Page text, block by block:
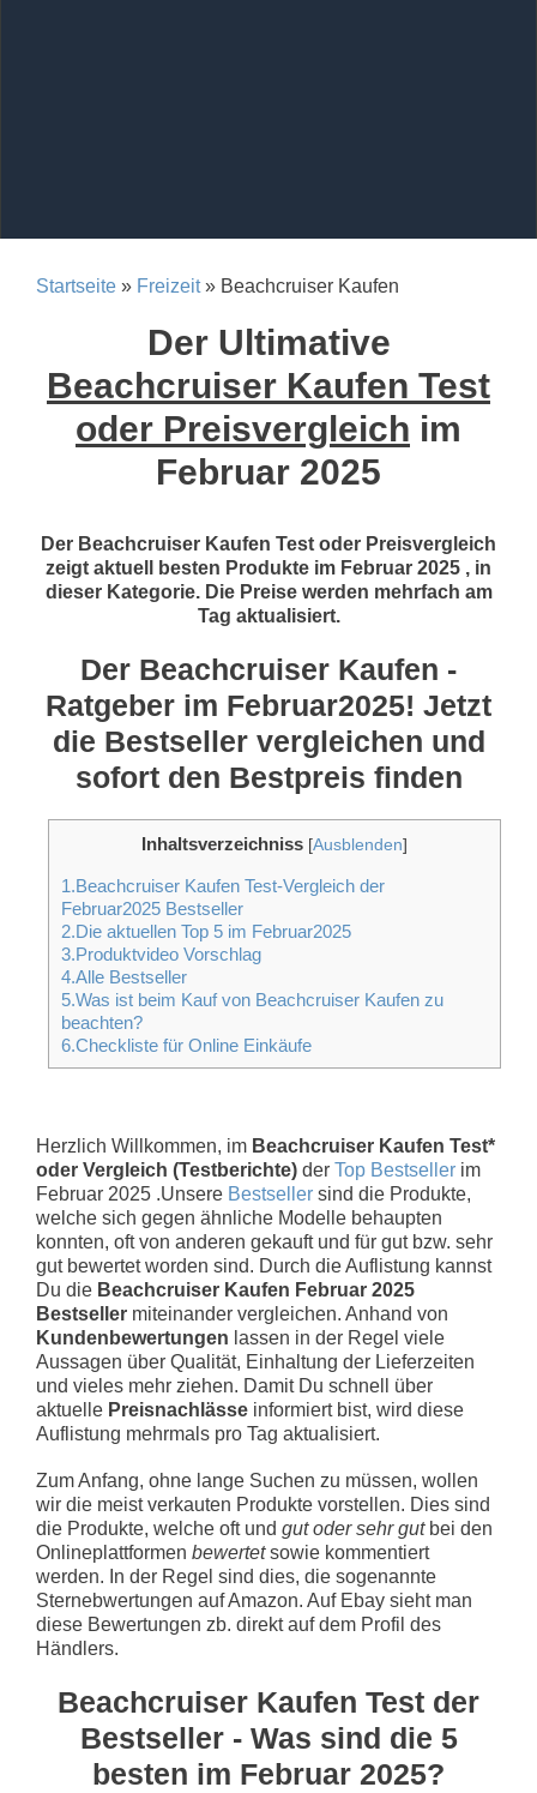
Startseite » Freizeit» Beachcruiser Kaufen
Der Ultimative
Beachcruiser Kaufen Test
oder Preisvergleich im
Februar 2025
Der Beachcruiser Kaufen Test oder Preisvergleich
zeigt aktuell besten Produkte im Februar 2025 , in
dieser Kategorie. Die Preise werden mehrfach am
Tag aktualisiert.
Der Beachcruiser Kaufen -
Ratgeber im Februar2025! Jetzt
die Bestseller vergleichen und
sofort den Bestpreis finden
Inhaltsverzeichniss [Ausblenden]
1.Beachcruiser Kaufen Test-Vergleich der
Februar2025 Bestseller
2.Die aktuellen Top 5 im Februar2025
3.Produktvideo Vorschlag
4.Alle Bestseller
5.Was ist beim Kauf von Beachcruiser Kaufen zu
beachten?
6.Checkliste für Online Einkäufe
Herzlich Willkommen, im Beachcruiser Kaufen Test*
oder Vergleich (Testberichte) der Top Bestseller im
Februar 2025 .Unsere Bestseller sind die Produkte,
welche sich gegen ähnliche Modelle behaupten
konnten, oft von anderen gekauft und für gut bzw. sehr
gut bewertet worden sind. Durch die Auflistung kannst
Du die Beachcruiser Kaufen Februar 2025
Bestseller miteinander vergleichen. Anhand von
Kundenbewertungen lassen in der Regel viele
Aussagen über Qualität, Einhaltung der Lieferzeiten
und vieles mehr ziehen. Damit Du schnell über
aktuelle Preisnachlässe informiert bist, wird diese
Auflistung mehrmals pro Tag aktualisiert.
Zum Anfang, ohne lange Suchen zu müssen, wollen
wir die meist verkauten Produkte vorstellen. Dies sind
die Produkte, welche oft und gut oder sehr gutbei den
Onlineplattformen bewertetsowie kommentiert
werden. In der Regel sind dies, die sogenannte
Sternebwertungen auf Amazon. Auf Ebay sieht man
diese Bewertungen zb. direkt auf dem Profil des
Händlers.
Beachcruiser Kaufen Test der
Bestseller - Was sind die 5
besten im Februar 2025?